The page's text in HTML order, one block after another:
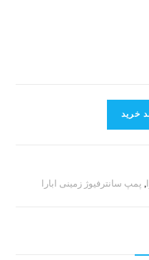
خرید
, پمپ سانترفیوژ زمینی ابارا